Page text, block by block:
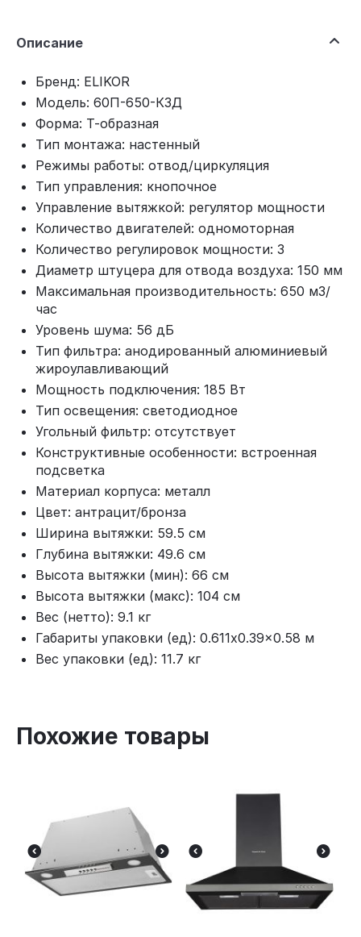
Описание
Бренд: ELIKOR
Модель: 60П-650-К3Д
Форма: Т-образная
Тип монтажа: настенный
Режимы работы: отвод/циркуляция
Тип управления: кнопочное
Управление вытяжкой: регулятор мощности
Количество двигателей: одномоторная
Количество регулировок мощности: 3
Диаметр штуцера для отвода воздуха: 150 мм
Максимальная производительность: 650 м3/
час
Уровень шума: 56 дБ
Тип фильтра: анодированный алюминиевый
жироулавливающий
Мощность подключения: 185 Вт
Тип освещения: светодиодное
Угольный фильтр: отсутствует
Конструктивные особенности: встроенная
подсветка
Материал корпуса: металл
Цвет: антрацит/бронза
Ширина вытяжки: 59.5 см
Глубина вытяжки: 49.6 см
Высота вытяжки (мин): 66 см
Высота вытяжки (макс): 104 см
Вес (нетто): 9.1 кг
Габариты упаковки (ед): 0.611x0.39x0.58 м
Вес упаковки (ед): 11.7 кг
Похожие товары